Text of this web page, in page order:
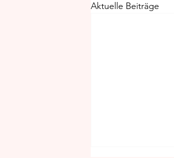
Aktuelle Beiträge